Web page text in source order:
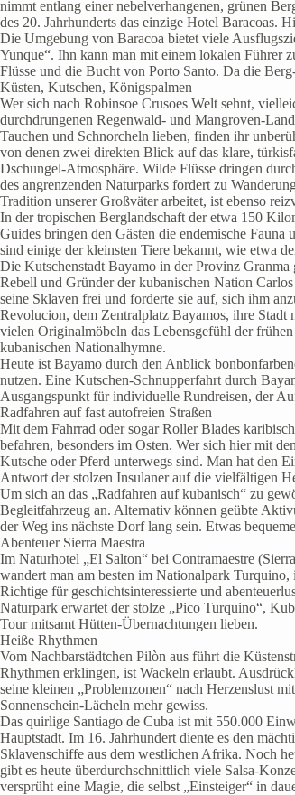
nimmt entlang einer nebelverhangenen, grünen
des 20. Jahrhunderts das einzige Hotel Baracoas.
Die Umgebung von Baracoa bietet viele
Yunque“. Ihn kann man mit einem lokalen Führer
Flüsse und die Bucht von Porto Santo. Da die
Küsten, Kutschen, Königspalmen
Wer sich nach Robinsoe Crusoes Welt sehnt,
durchdrungenen Regenwald- und Mangroven-
Tauchen und Schnorcheln lieben, finden ihr
von denen zwei direkten Blick auf das klare,
Dschungel-Atmosphäre. Wilde Flüsse dringen
des angrenzenden Naturparks fordert zu
Tradition unserer Großväter arbeitet, ist ebenso
In der tropischen Berglandschaft der etwa 150
Guides bringen den Gästen die endemische
sind einige der kleinsten Tiere bekannt, wie etwa
Die Kutschenstadt Bayamo in der Provinz
Rebell und Gründer der kubanischen Nation
seine Sklaven frei und forderte sie auf, sich ihm
Revolucion, dem Zentralplatz Bayamos, ihre Stadt
vielen Originalmöbeln das Lebensgefühl der
kubanischen Nationalhymne.
Heute ist Bayamo durch den Anblick
nutzen. Eine Kutschen-Schnupperfahrt durch
Ausgangspunkt für individuelle Rundreisen, der
Radfahren auf fast autofreien Straßen
Mit dem Fahrrad oder sogar Roller Blades
befahren, besonders im Osten. Wer sich hier mit
Kutsche oder Pferd unterwegs sind. Man hat den
Antwort der stolzen Insulaner auf die vielfältigen
Um sich an das „Radfahren auf kubanisch“ zu
Begleitfahrzeug an. Alternativ können geübte
der Weg ins nächste Dorf lang sein. Etwas
Abenteuer Sierra Maestra
Im Naturhotel „El Salton“ bei Contramaestre
wandert man am besten im Nationalpark
Richtige für geschichtsinteressierte und
Naturpark erwartet der stolze „Pico Turquino“,
Tour mitsamt Hütten-Übernachtungen lieben.
Heiße Rhythmen
Vom Nachbarstädtchen Pilòn aus führt die
Rhythmen erklingen, ist Wackeln erlaubt.
seine kleinen „Problemzonen“ nach Herzenslust
Sonnenschein-Lächeln mehr gewiss.
Das quirlige Santiago de Cuba ist mit 550.000
Hauptstadt. Im 16. Jahrhundert diente es den
Sklavenschiffe aus dem westlichen Afrika. Noch
gibt es heute überdurchschnittlich viele Salsa-
versprüht eine Magie, die selbst „Einsteiger“ in